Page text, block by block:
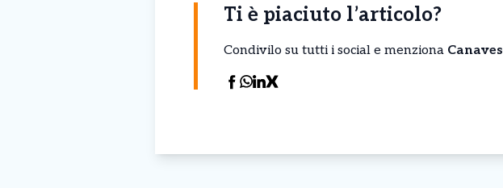
Ti è piaciuto l’articolo?
Condivilo su tutti i social e menziona